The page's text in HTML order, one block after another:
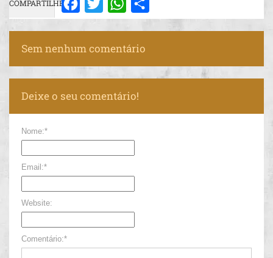
COMPARTILHE: Facebook
Twitter WhatsApp
Sem nenhum comentário
Deixe o seu comentário!
Nome:*
Email:*
Website:
Comentário:*